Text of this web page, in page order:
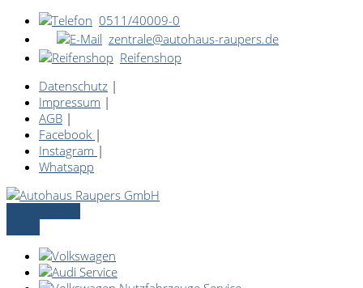
0511/40009-0
zentrale@autohaus-raupers.de
Reifenshop
Datenschutz |
Impressum |
AGB |
Facebook |
Instagram |
Whatsapp